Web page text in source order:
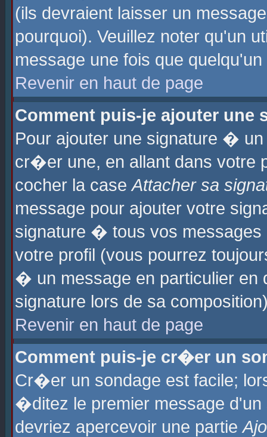
(ils devraient laisser un
pourquoi). Veuillez noter qu'un
message une fois que
Revenir en haut de page
Comment puis-je ajouter une
Pour ajouter une signature �
cr�er une, en allant dans
cocher la caseAttacher sa
message pour ajouter votre
signature � tous vos
votre profil (vous pourrez
� un message en particulier
signature lors de sa
Revenir en haut de page
Comment puis-je cr�er un
Cr�er un sondage est facile;
�ditez le premier message
devriez apercevoir une partie